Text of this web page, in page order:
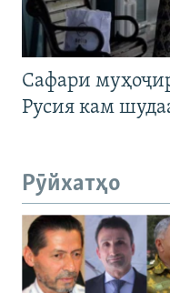
Сафари
Русия кам
Рӯйхатҳо